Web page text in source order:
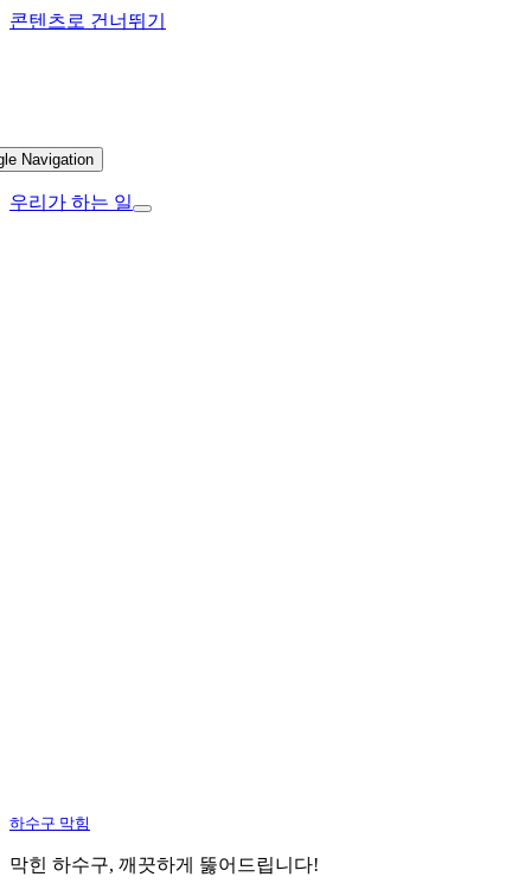
콘텐츠로 건너뛰기
Navigation
우리가 하는 일
하수구 막힘
막힌 하수구, 깨끗하게 뚫어드립니다!